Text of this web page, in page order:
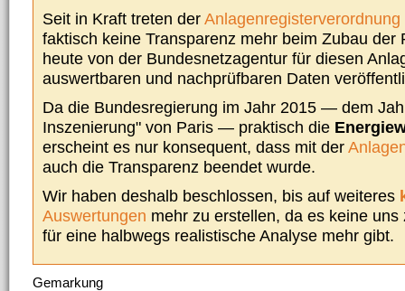
Seit in Kraft treten derAnlagenregisterverordnung
faktisch keine Transparenz mehr beim Zubau der
heute von der Bundesnetzagentur für diesen
auswertbaren und nachprüfbaren Daten
Da die Bundesregierung im Jahr 2015 — dem
Inszenierung" von Paris — praktisch die
erscheint es nur konsequent, dass mit der
auch die Transparenz beendet wurde.
Wir haben deshalb beschlossen, bis auf weiteres
Auswertungen mehr zu erstellen, da es keine
für eine halbwegs realistische Analyse mehr gibt.
Gemarkung